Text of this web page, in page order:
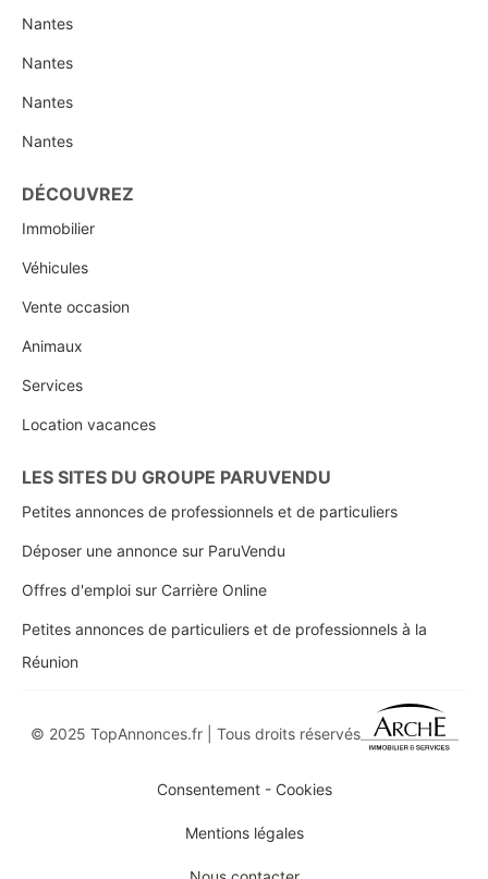
Nantes
Nantes
Nantes
Nantes
DÉCOUVREZ
Immobilier
Véhicules
Vente occasion
Animaux
Services
Location vacances
LES SITES DU GROUPE PARUVENDU
Petites annonces de professionnels et de particuliers
Déposer une annonce sur ParuVendu
Offres d'emploi sur Carrière Online
Petites annonces de particuliers et de professionnels à la
Réunion
© 2025 TopAnnonces.fr | Tous droits réservés
Consentement - Cookies
Mentions légales